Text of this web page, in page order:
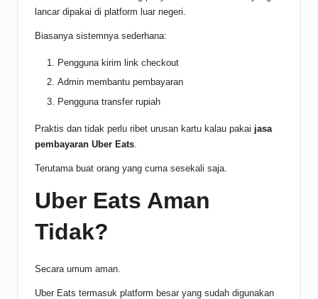
lancar dipakai di platform luar negeri.
Biasanya sistemnya sederhana:
Pengguna kirim link checkout
Admin membantu pembayaran
Pengguna transfer rupiah
Praktis dan tidak perlu ribet urusan kartu kalau pakai jasa
pembayaran Uber Eats
Terutama buat orang yang cuma sesekali saja.
Uber Eats Aman
Tidak?
Secara umum aman.
Uber Eats termasuk platform besar yang sudah digunakan